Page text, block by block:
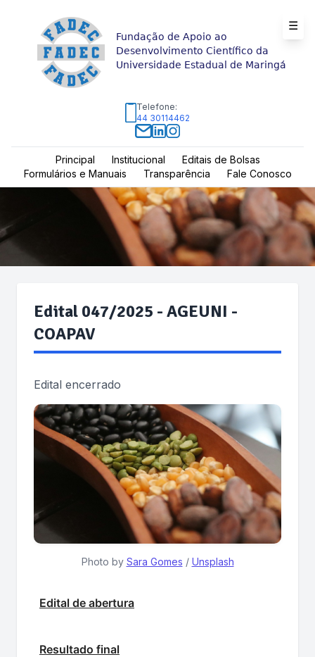
Fundação de Apoio ao
Desenvolvimento Científico da
Universidade Estadual de Maringá
Telefone:
44 30114462
Principal Institucional
Editais de Bolsas
Formulários e Manuais
Transparência Fale Conosco
Edital 047/2025 - AGEUNI -
COAPAV
Edital encerrado
Photo by Sara Gomes / Unsplash
Edital de abertura
Resultado final
☰